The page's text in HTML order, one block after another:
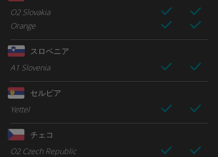
O2 Slovakia
Orange
スロベニア
A1 Slovenia
セルビア
Yettel
チェコ
O2 Czech Republic